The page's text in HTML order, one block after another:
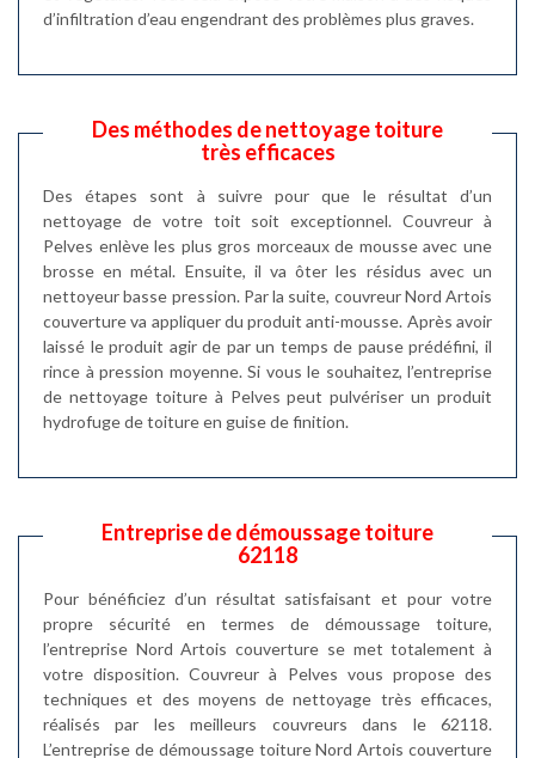
d’infiltration d’eau engendrant des problèmes plus graves.
Des méthodes de nettoyage toiture
très efficaces
Des étapes sont à suivre pour que le résultat d’un
nettoyage de votre toit soit exceptionnel. Couvreur à
Pelves enlève les plus gros morceaux de mousse avec une
brosse en métal. Ensuite, il va ôter les résidus avec un
nettoyeur basse pression. Par la suite, couvreur Nord Artois
couverture va appliquer du produit anti-mousse. Après avoir
laissé le produit agir de par un temps de pause prédéfini, il
rince à pression moyenne. Si vous le souhaitez, l’entreprise
de nettoyage toiture à Pelves peut pulvériser un produit
hydrofuge de toiture en guise de finition.
Entreprise de démoussage toiture
62118
Pour bénéficiez d’un résultat satisfaisant et pour votre
propre sécurité en termes de démoussage toiture,
l’entreprise Nord Artois couverture se met totalement à
votre disposition. Couvreur à Pelves vous propose des
techniques et des moyens de nettoyage très efficaces,
réalisés par les meilleurs couvreurs dans le 62118.
L’entreprise de démoussage toiture Nord Artois couverture